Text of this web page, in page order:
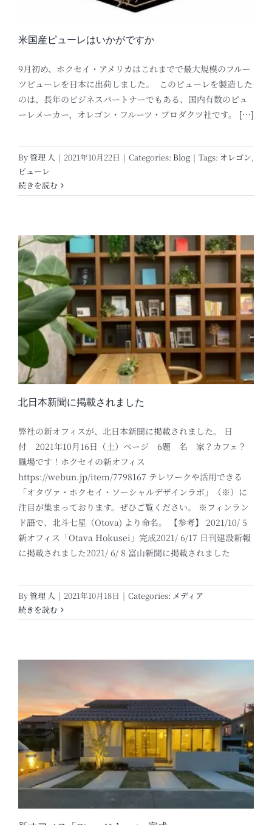
米国産ピューレはいかがですか
9月初め、ホクセイ・アメリカはこれまでで最大規模のフルー
ツピューレを日本に出荷しました。 このピューレを製造した
のは、長年のビジネスパートナーでもある、国内有数のピュ
ーレメーカー、オレゴン・フルーツ・プロダクツ社です。 […]
By管理 人 | 2021年10月22日 | Categories: Blog | Tags: オレゴン,
ピューレ
続きを読む
北日本新聞に掲載されました
弊社の新オフィスが、北日本新聞に掲載されました。 日
付 2021年10月16日（土）ページ 6題 名 家？カフェ？
職場です！ホクセイの新オフィス
https://webun.jp/item/7798167 テレワークや活用できる
「オタヴァ・ホクセイ・ソーシャルデザインラボ」（※）に
注目が集まっております。ぜひご覧ください。 ※フィンラン
ド語で、北斗七星（Otova) より命名。 【参考】 2021/10/ 5
新オフィス「Otava Hokusei」完成2021/ 6/17 日刊建設新報
に掲載されました2021/ 6/ 8 富山新聞に掲載されました
By管理 人 | 2021年10月18日 | Categories: メディア
続きを読む